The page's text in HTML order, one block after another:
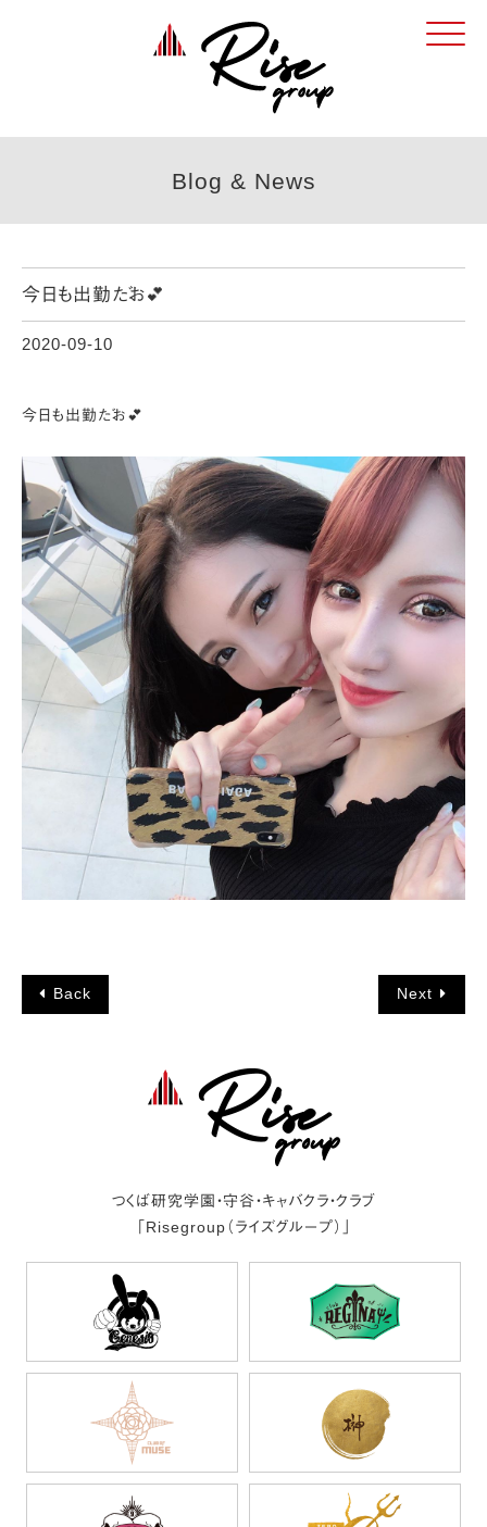
Click
Blog & News
今日も出勤だお💕
2020-09-10
今日も出勤だお💕
Back Next
つくば研究学園・守谷・キャバクラ・クラブ
「Risegroup（ライズグループ）」